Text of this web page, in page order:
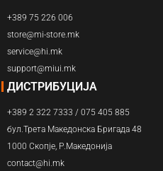
+389 75 226 006
store@mi-store.mk
service@hi.mk
support@miui.mk
ДИСТРИБУЦИЈА
+389 2 322 7333 / 075 405 885
бул.Трета Македонска Бригада 48
1000 Скопје, Р.Македонија
contact@hi.mk